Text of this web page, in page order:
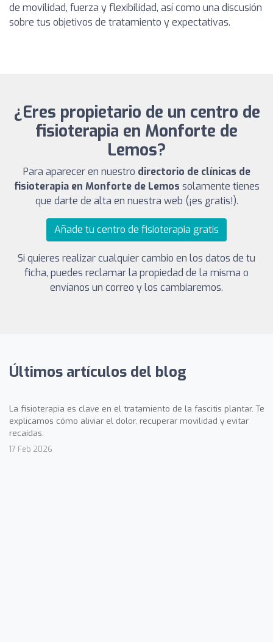
de movilidad, fuerza y flexibilidad, así como una discusión
sobre tus objetivos de tratamiento y expectativas.
¿Eres propietario de un centro de
fisioterapia en Monforte de
Lemos?
Para aparecer en nuestro directorio de clínicas de
fisioterapia en Monforte de Lemos solamente tienes
que darte de alta en nuestra web (¡es gratis!).
Añade tu centro de fisioterapia gratis
Si quieres realizar cualquier cambio en los datos de tu
ficha, puedes reclamar la propiedad de la misma o
envíanos un correo y los cambiaremos.
Últimos artículos del blog
La fisioterapia es clave en el tratamiento de la fascitis plantar. Te
explicamos cómo aliviar el dolor, recuperar movilidad y evitar
recaídas.
17 Feb 2026